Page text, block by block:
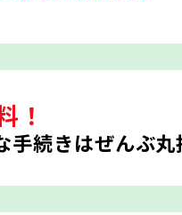
！
手続きはぜんぶ